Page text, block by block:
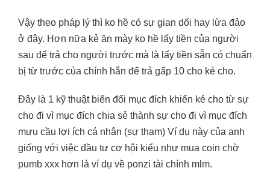
Vậy theo pháp lý thì ko hề có sự gian dối hay lừa đảo
ở đây. Hơn nữa kẻ ăn mày ko hề lấy tiền của người
sau để trả cho người trước mà là lấy tiền sẵn có chuẩn
bị từ trước của chính hắn để trả gấp 10 cho kẻ cho.
Đây là 1 kỹ thuật biến đổi mục đích khiến kẻ cho từ sự
cho đi vì mục đích chia sẻ thành sự cho đi vì mục đích
mưu cầu lợi ích cá nhân (sự tham) Ví dụ này của anh
giống với việc đầu tư cơ hội kiểu như mua coin chờ
pumb xxx hơn là ví dụ về ponzi tài chính mlm.